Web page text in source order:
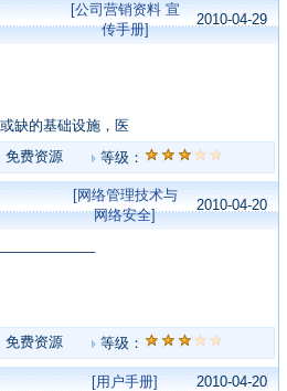
[公司营销资料 宣
传手册]
2010-04-29
的基础设施，医
免费资源 等级：
[网络管理技术与
网络安全]
2010-04-20
免费资源 等级：
[用户手册]
2010-04-20